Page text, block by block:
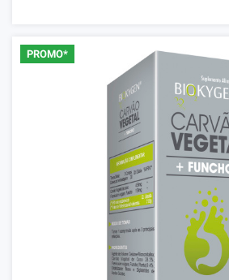
PROMO*